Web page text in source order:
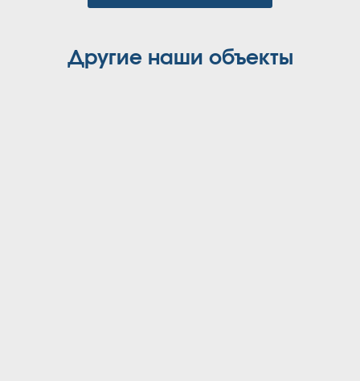
Другие наши объекты